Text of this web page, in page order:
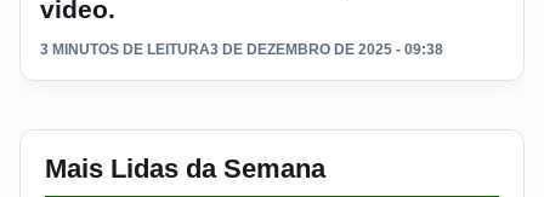
video.
3 MINUTOS DE LEITURA3 DE DEZEMBRO DE 2025 - 09:38
Mais Lidas da Semana